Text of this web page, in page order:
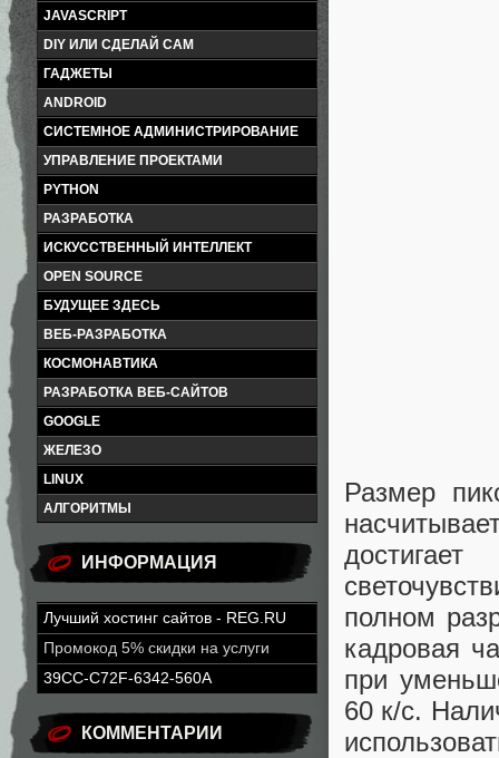
JAVASCRIPT
DIY ИЛИ СДЕЛАЙ САМ
ГАДЖЕТЫ
ANDROID
СИСТЕМНОЕ АДМИНИСТРИРОВАНИЕ
УПРАВЛЕНИЕ ПРОЕКТАМИ
PYTHON
РАЗРАБОТКА
ИСКУССТВЕННЫЙ ИНТЕЛЛЕКТ
OPEN SOURCE
БУДУЩЕЕ ЗДЕСЬ
ВЕБ-РАЗРАБОТКА
КОСМОНАВТИКА
РАЗРАБОТКА ВЕБ-САЙТОВ
GOOGLE
ЖЕЛЕЗО
LINUX
АЛГОРИТМЫ
ИНФОРМАЦИЯ
Лучший хостинг сайтов - REG.RU
Промокод 5% скидки на услуги
39CC-C72F-6342-560A
КОММЕНТАРИИ
Размер
полном
кадровая
при
60 к/с.